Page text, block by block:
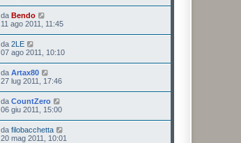
da Bendo
11 ago 2011, 11:45
da 2LE
07 ago 2011, 10:10
da Artax80
27 lug 2011, 17:46
da CountZero
06 giu 2011, 15:00
da filobacchetta
20 mag 2011, 10:01